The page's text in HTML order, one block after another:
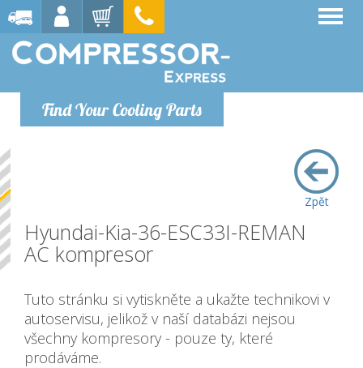
Find Your Cooling Parts
Zpět
Hyundai-Kia-36-ESC33I-REMAN
AC kompresor
Tuto stránku si vytiskněte a ukažte technikovi v
autoservisu, jelikož v naší databázi nejsou
všechny kompresory - pouze ty, které
prodáváme.